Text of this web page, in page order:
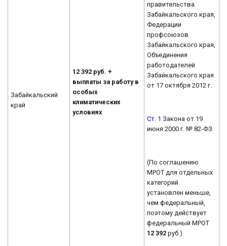
Забайкальский
край
12 392 руб. +
выплаты за работу в
особых
климатических
условиях
правительства
Забайкальского края,
Федерации
профсоюзов
Забайкальского края,
Объединения
работодателей
Забайкальского края
от 17 октября 2012 г.
Ст. 1 Закона от 19
июня 2000 г. № 82-ФЗ
(По соглашению
МРОТ для отдельных
категорий
установлен меньше,
чем федеральный,
поэтому действует
федеральный МРОТ
12 392 руб.)